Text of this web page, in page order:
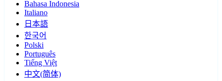
Bahasa Indonesia
Italiano
日本語
한국어
Polski
Português
Tiếng Việt
中文(简体)